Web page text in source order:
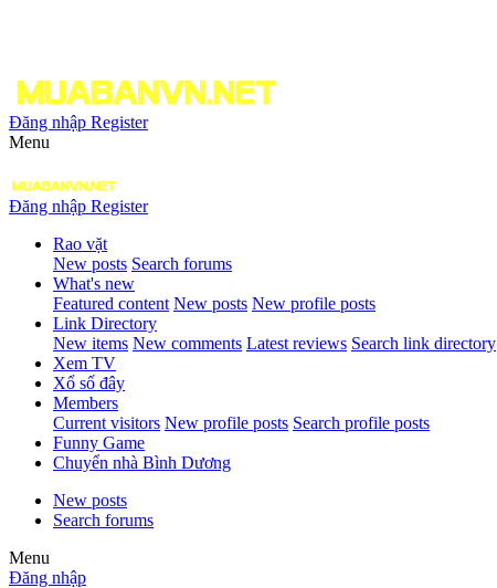
Đăng nhập Register
Menu
Đăng nhập Register
Rao vặt
New posts Search forums
What's new
Featured content New posts New profile posts
Link Directory
New items New comments Latest reviews Search link directory
Xem TV
Xổ số đây
Members
Current visitors New profile posts Search profile posts
Funny Game
Chuyển nhà Bình Dương
New posts
Search forums
Menu
Đăng nhập